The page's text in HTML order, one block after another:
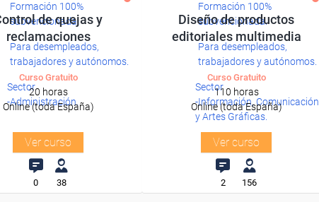
Formación 100%
subvencionada.
Para desempleados,
trabajadores y autónomos.
Sector
-Administración.
de quejas y
reclamaciones
Curso Gratuito
20 horas
Online (toda España)
Ver curso
0 38
Formación 100%
subvencionada.
Para desempleados,
trabajadores y autónomos.
Sector
-Información, Comunicación
y Artes Gráficas.
Diseño de productos
editoriales multimedia
Curso Gratuito
110 horas
Online (toda España)
Ver curso
2 156